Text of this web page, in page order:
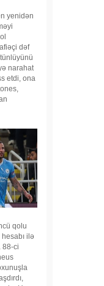
yenidən
dəf
narahat
etdi, ona
qolu
ilə
88-ci